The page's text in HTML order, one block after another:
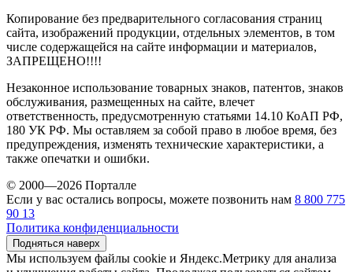
Копирование без предварительного согласования страниц
сайта, изображений продукции, отдельных элементов, в том
числе содержащейся на сайте информации и материалов,
ЗАПРЕЩЕНО!!!!
Незаконное использование товарных знаков, патентов, знаков
обслуживания, размещенных на сайте, влечет
ответственность, предусмотренную статьями 14.10 КоАП РФ,
180 УК РФ. Мы оставляем за собой право в любое время, без
предупреждения, изменять технические характеристики, а
также опечатки и ошибки.
© 2000—2026 Порталле
Если у вас остались вопросы, можете позвонить нам 8 800 775
90 13
Политика конфиденциальности
Подняться наверх
Мы используем файлы cookie и Яндекс.Метрику для анализа